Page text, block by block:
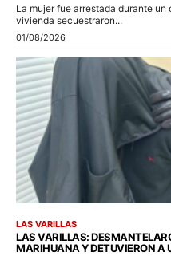
La mujer fue arrestada durante un
vivienda secuestraron...
01/08/2026
LAS VARILLAS
LAS VARILLAS:
MARIHUANA Y DETUVIERON A